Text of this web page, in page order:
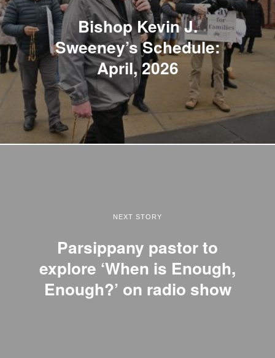
Bishop Kevin J.
Sweeney’s Schedule:
April, 2026
NEXT STORY
Parsippany pastor to
explore ‘When is Enough,
Enough?’ on radio show